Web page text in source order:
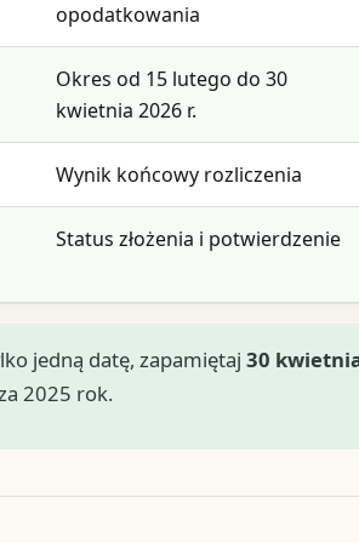
opodatkowania
Okres od 15 lutego do 30
kwietnia 2026 r.
Wynik końcowy rozliczenia
Status złożenia i potwierdzenie
jedną datę, zapamiętaj 30
2025 rok.